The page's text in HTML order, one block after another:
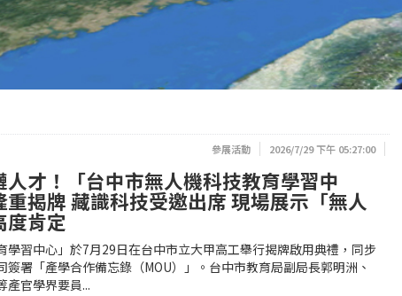
參展活動 2026/7/29 下午 05:27:00
才！「台中市無人機科技教育學習中
揭牌 藏識科技受邀出席 現場展示「無人
度肯定
學習中心」於7月29日在台中市立大甲高工舉行揭牌啟用典禮，同步
簽署「產學合作備忘錄（MOU）」。台中市教育局副局長郭明洲、
產官學界要員...